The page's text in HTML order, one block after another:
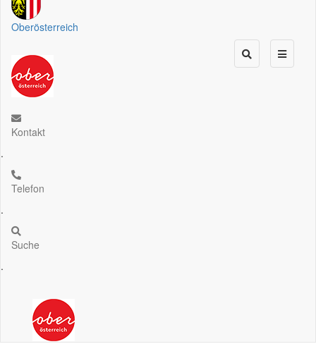
Oberösterreich
Kontakt
.
Telefon
.
Suche
.